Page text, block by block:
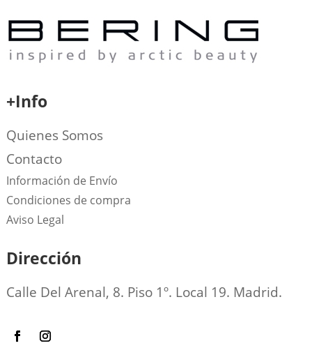
+Info
Quienes Somos
Contacto
Información de Envío
Condiciones de compra
Aviso Legal
Dirección
Calle Del Arenal, 8. Piso 1º. Local 19. Madrid.